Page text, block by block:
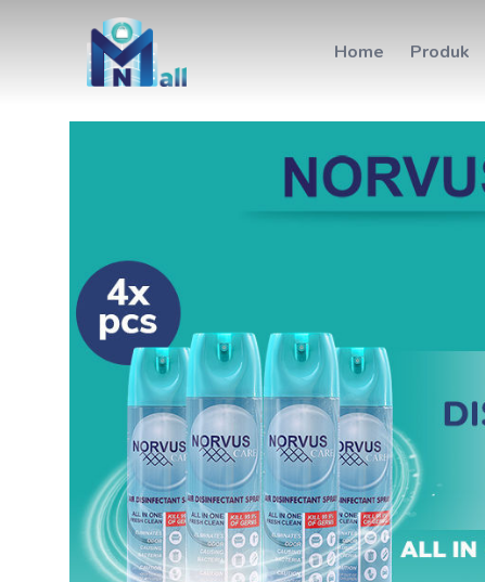
Home Produk